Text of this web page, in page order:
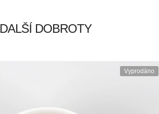
DALŠÍ DOBROTY
Vyprodáno